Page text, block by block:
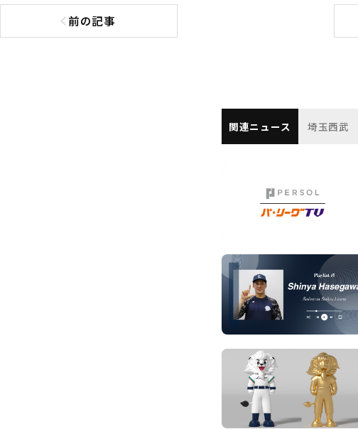
前の記事
前の記事へ
関連ニュース 埼玉西武